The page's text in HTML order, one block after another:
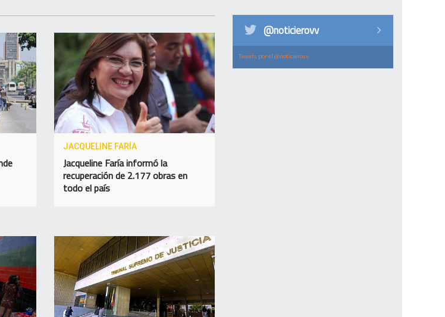
JACQUELINE FARÍA
Jacqueline Faría informó la
recuperación de 2.177 obras en
todo el país
@noticierovv
Tweets por el @noticierovv.